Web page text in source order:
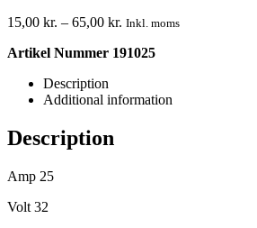
15,00 kr. – 65,00 kr. Inkl. moms
Artikel Nummer 191025
Description
Additional information
Description
Amp 25
Volt 32